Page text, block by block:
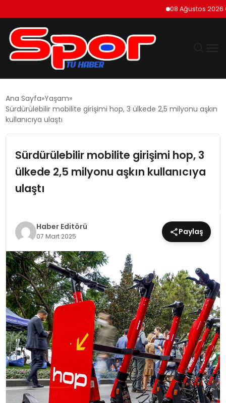
08 Ağustos 2026
DÜNYA
SIYASET
TEKNOLOJI
EĞITIM
MAGAZIN
SPOR
YAŞAM
Ana Sayfa Yaşam
Sürdürülebilir mobilite girişimi hop, 3 ülkede 2,5 milyonu aşkın
kullanıcıya ulaştı
Sürdürülebilir mobilite girişimi hop, 3
ülkede 2,5 milyonu aşkın kullanıcıya
ulaştı
Haber Editörü
07 Mart 2025 Paylaş